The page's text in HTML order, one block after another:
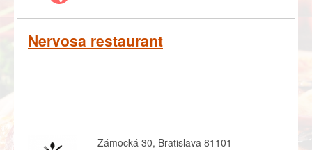
Nervosa restaurant
Zámocká 30, Bratislava 81101